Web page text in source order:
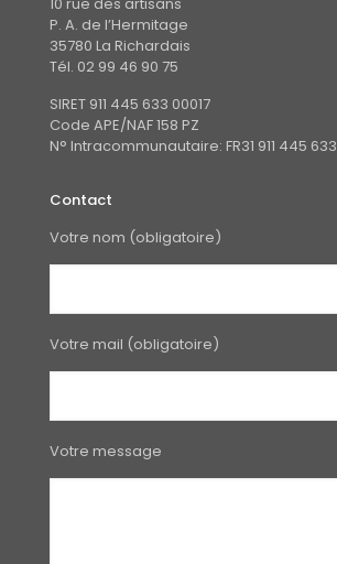
P. A. de l’Hermitage
35780 La Richardais
Tél. 02 99 46 90 75
SIRET 911 445 633 00017
Code APE/NAF 158 PZ
N° Intracommunautaire: FR31 911 445 633
Contact
Votre nom (obligatoire)
Votre mail (obligatoire)
Votre message